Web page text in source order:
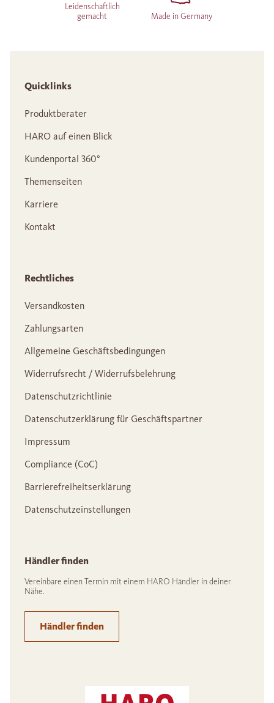
Leidenschaftlich
gemacht
Made in Germany
Quicklinks
Produktberater
HARO auf einen Blick
Kundenportal 360°
Themenseiten
Karriere
Kontakt
Rechtliches
Versandkosten
Zahlungsarten
Allgemeine Geschäftsbedingungen
Widerrufsrecht / Widerrufsbelehrung
Datenschutzrichtlinie
Datenschutzerklärung für Geschäftspartner
Impressum
Compliance (CoC)
Barrierefreiheitserklärung
Datenschutzeinstellungen
Händler finden
Vereinbare einen Termin mit einem HARO Händler in deiner
Nähe.
Händler finden